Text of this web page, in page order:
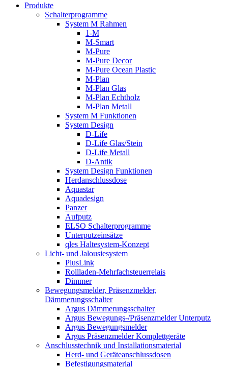
Produkte
Schalterprogramme
System M Rahmen
1-M
M-Smart
M-Pure
M-Pure Decor
M-Pure Ocean Plastic
M-Plan
M-Plan Glas
M-Plan Echtholz
M-Plan Metall
System M Funktionen
System Design
D-Life
D-Life Glas/Stein
D-Life Metall
D-Antik
System Design Funktionen
Herdanschlussdose
Aquastar
Aquadesign
Panzer
Aufputz
ELSO Schalterprogramme
Unterputzeinsätze
qles Haltesystem-Konzept
Licht- und Jalousiesystem
PlusLink
Rollladen-Mehrfachsteuerrelais
Dimmer
Bewegungsmelder, Präsenzmelder,
Dämmerungsschalter
Argus Dämmerungsschalter
Argus Bewegungs-/Präsenzmelder Unterputz
Argus Bewegungsmelder
Argus Präsenzmelder Komplettgeräte
Anschlusstechnik und Installationsmaterial
Herd- und Geräteanschlussdosen
Befestigungsmaterial